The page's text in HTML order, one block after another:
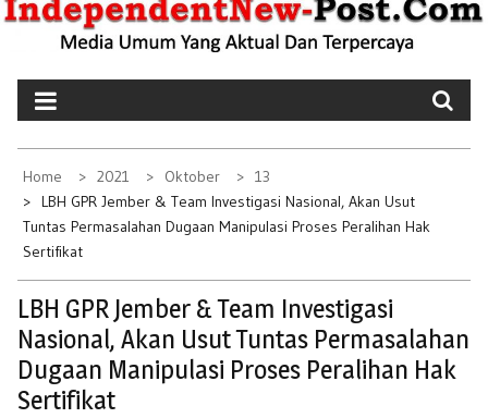
o
Home 2021 Oktober
13
LBH GPR Jember & Team Investigasi Nasional, Akan Usut
Tuntas Permasalahan Dugaan Manipulasi Proses Peralihan Hak
Sertifikat
LBH GPR Jember & Team Investigasi
Nasional, Akan Usut Tuntas Permasalahan
Dugaan Manipulasi Proses Peralihan Hak
Sertifikat